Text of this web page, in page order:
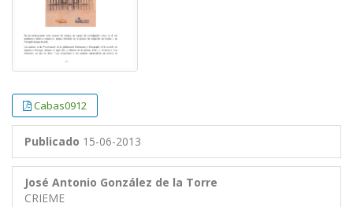
Cabas0912
Publicado 15-06-2013
José Antonio González de la Torre
CRIEME